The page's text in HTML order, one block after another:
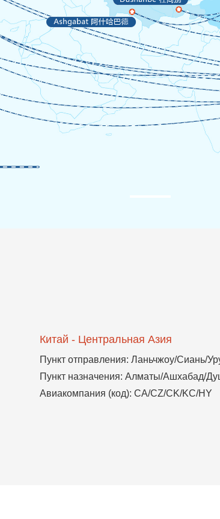
Китай - Центральная Азия
Пункт отправления: Ланьчжоу/Сиань/
Пункт назначения: Алматы/Ашхабад/
Авиакомпания (код): CA/CZ/CK/KC/HY